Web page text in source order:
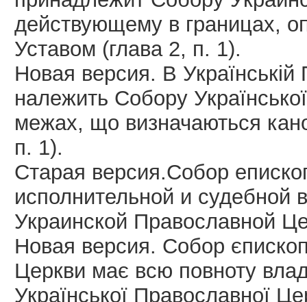
действующему в границах,
Уставом (глава 2, п. 1).
Новая версия. В
належить Собору
межах, що визначаються
п. 1).
Старая версия.Собор
исполнительной и
Украинской Православной
Новая версия. Собор
Церкви має всю повноту
Української Православної